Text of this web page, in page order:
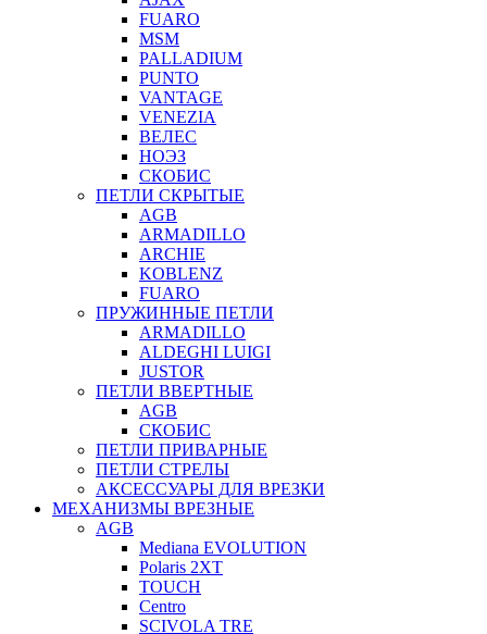
FUARO
MSM
PALLADIUM
PUNTO
VANTAGE
VENEZIA
ВЕЛЕС
НОЭЗ
СКОБИС
ПЕТЛИ СКРЫТЫЕ
AGB
ARMADILLO
ARCHIE
KOBLENZ
FUARO
ПРУЖИННЫЕ ПЕТЛИ
ARMADILLO
ALDEGHI LUIGI
JUSTOR
ПЕТЛИ ВВЕРТНЫЕ
AGB
СКОБИС
ПЕТЛИ ПРИВАРНЫЕ
ПЕТЛИ СТРЕЛЫ
АКСЕССУАРЫ ДЛЯ ВРЕЗКИ
МЕХАНИЗМЫ ВРЕЗНЫЕ
AGB
Mediana EVOLUTION
Polaris 2XT
TOUCH
Centro
SCIVOLA TRE